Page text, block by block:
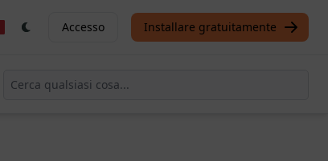
Accesso Installare gratuitamente